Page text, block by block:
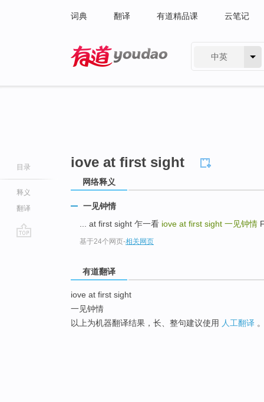
词典 翻译 有道精品课 云笔记
中英
目录
释义
翻译
iove at first sight
网络释义
一见钟情
... at first sight 乍一看 iove at first sight 一见钟情
基于24个网页-相关网页
有道翻译
iove at first sight
一见钟情
以上为机器翻译结果，长、整句建议使用 人工翻译